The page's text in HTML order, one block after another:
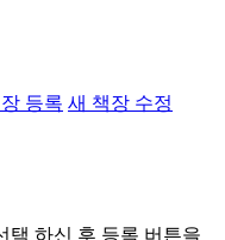
등록 새 책장 수정
택 하신 후 등록 버튼을